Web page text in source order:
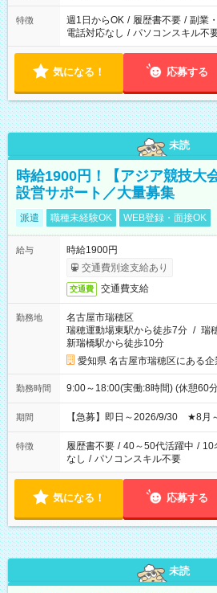
特徴 週1日からOK / 履歴書不要 / 副業
電話対応なし / パソコンスキル不
気になる！ 応募する
未読
時給1900円！【アジア競技大
設営サポート／大量募集
派遣 職種未経験OK WEB登録・面接OK
給与
時給1900円
交通費別途支給あり
交通費 交通費支給
勤務地
名古屋市瑞穂区
瑞穂運動場東駅から徒歩7分 / 瑞
新瑞橋駅から徒歩10分
愛知県 名古屋市瑞穂区にある企
勤務時間 9:00～18:00(実働:8時間) (休憩60
期間 【急募】即日～2026/9/30 ★8月
特徴 履歴書不要 / 40～50代活躍中 / 10
なし / パソコンスキル不要
気になる！ 応募する
未読